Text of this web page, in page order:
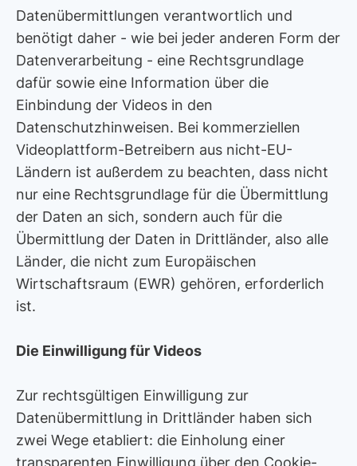
Datenübermittlungen verantwortlich und
benötigt daher - wie bei jeder anderen Form der
Datenverarbeitung - eine Rechtsgrundlage
dafür sowie eine Information über die
Einbindung der Videos in den
Datenschutzhinweisen. Bei kommerziellen
Videoplattform-Betreibern aus nicht-EU-
Ländern ist außerdem zu beachten, dass nicht
nur eine Rechtsgrundlage für die Übermittlung
der Daten an sich, sondern auch für die
Übermittlung der Daten in Drittländer, also alle
Länder, die nicht zum Europäischen
Wirtschaftsraum (EWR) gehören, erforderlich
ist.
Die Einwilligung für Videos
Zur rechtsgültigen Einwilligung zur
Datenübermittlung in Drittländer haben sich
zwei Wege etabliert: die Einholung einer
transparenten Einwilligung über den Cookie-